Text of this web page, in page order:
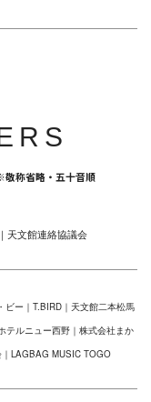
称省略・五十音順
天文館連絡協議会
ビー｜T.BIRD｜天文館二本松馬
テルニュー西野｜株式会社まか
LAGBAG MUSIC TOGO